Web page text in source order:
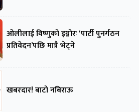
ओलीलाई विष्णुको इग्नोरः ‘पार्टी पुनर्गठन
प्रतिवेदन’पछि मात्रै भेट्ने
खबरदार! बाटो नबिराऊ